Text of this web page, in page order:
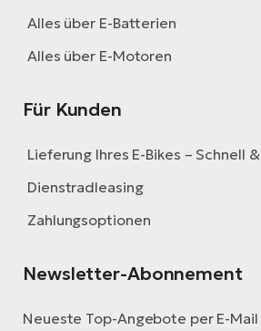
Alles über E-Batterien
Alles über E-Motoren
Für Kunden
Lieferung Ihres E-Bikes – Schnell
Dienstradleasing
Zahlungsoptionen
Newsletter-Abonnement
Neueste Top-Angebote per E-Mail